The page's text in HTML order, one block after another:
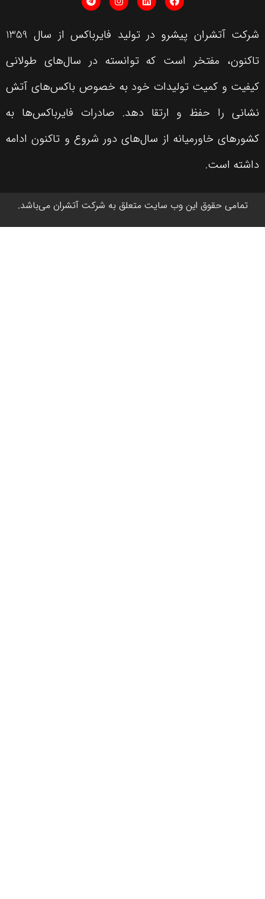
شرکت آتشران پیشرو در تولید فایرباکس از سال 1359
در سال‌های طولانی
خود به خصوص باکس‌های آتش
صادرات فایرباکس‌ها به
دور شروع و تاکنون ادامه
به شرکت آتشران می‌باشد.